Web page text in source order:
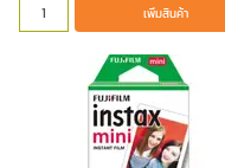
เพิ่มสินค้า